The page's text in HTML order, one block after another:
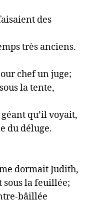
des
très anciens.
chef un juge;
la tente,
qu’il voyait,
du déluge.
dormait Judith,
sous la feuillée;
bâillée